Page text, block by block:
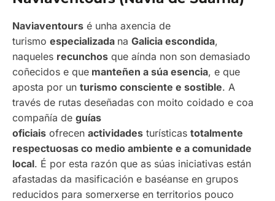
Naviaventours é unha axencia de
turismo especializada na Galicia escondida,
naqueles recunchos que aínda non son demasiado
coñecidos e que manteñen a súa esencia, e que
aposta por un turismo consciente e sostible. A
través de rutas deseñadas con moito coidado e coa
compañía de guías
oficiais ofrecen actividades turísticas totalmente
respectuosas co medio ambiente e a comunidade
local. É por esta razón que as súas iniciativas están
afastadas da masificación e baséanse en grupos
reducidos para somerxerse en territorios pouco